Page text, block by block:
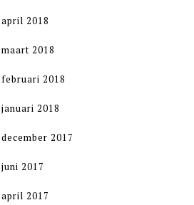
april 2018
maart 2018
februari 2018
januari 2018
december 2017
juni 2017
april 2017